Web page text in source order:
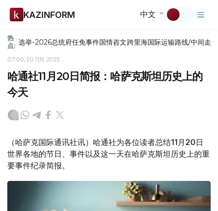
KAZINFORM 中文
热
点: 选举-2026总统府任免事件国情咨文跨里海国际运输路线/中间走廊
07:00, 20 11月 2025
哈通社11月20日简报：哈萨克斯坦历史上的
今天
（哈萨克国际通讯社讯）哈通社为各位读者总结11月20日
世界各地的节日、事件以及这一天在哈萨克斯坦历史上的重
要事件纪录简报。